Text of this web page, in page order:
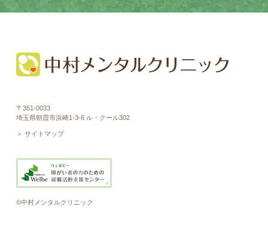
〒351-0033
埼玉県朝霞市浜崎1-3-6 ル・クール302
＞ サイトマップ
©中村メンタルクリニック